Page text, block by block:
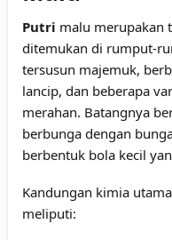
Putri malu merupakan
ditemukan di rumput-
tersusun majemuk,
lancip, dan beberapa
merahan. Batangnya
berbunga dengan
berbentuk bola kecil
Kandungan kimia
meliputi: